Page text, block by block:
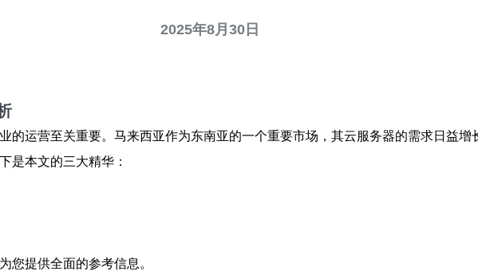
2025年8月30日
的运营至关重要。马来西亚作为东南亚的一个重要市场，其云服务器的需求日益
是本文的三大精华：
您提供全面的参考信息。